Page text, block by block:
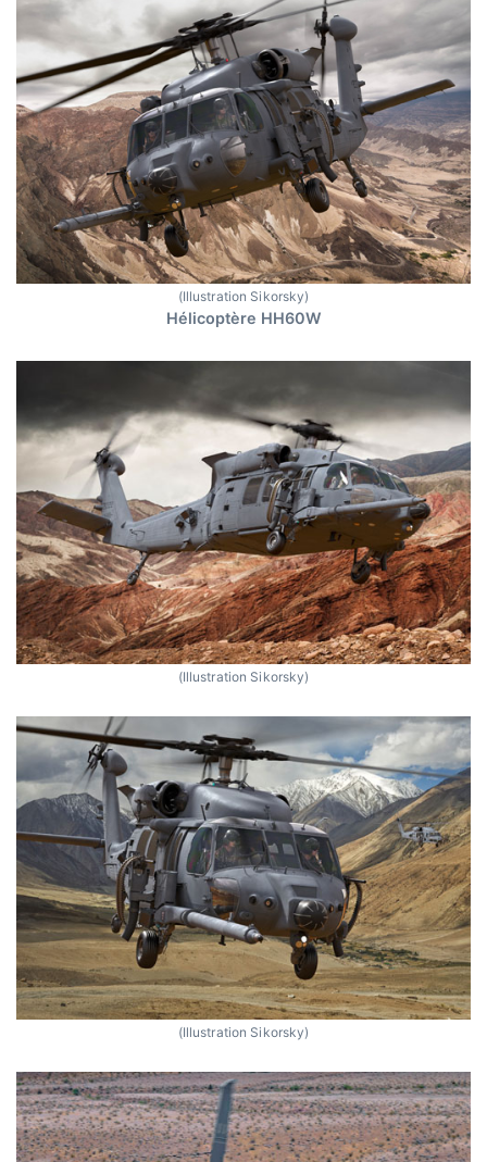
(Illustration Sikorsky)
Hélicoptère HH60W
(Illustration Sikorsky)
(Illustration Sikorsky)